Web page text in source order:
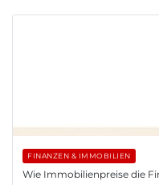
FINANZEN & IMMOBILIEN
Wie Immobilienpreise die